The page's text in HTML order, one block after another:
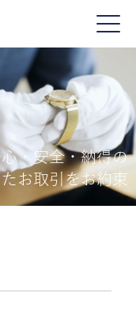
心・安全・納得の
お取引をお約束